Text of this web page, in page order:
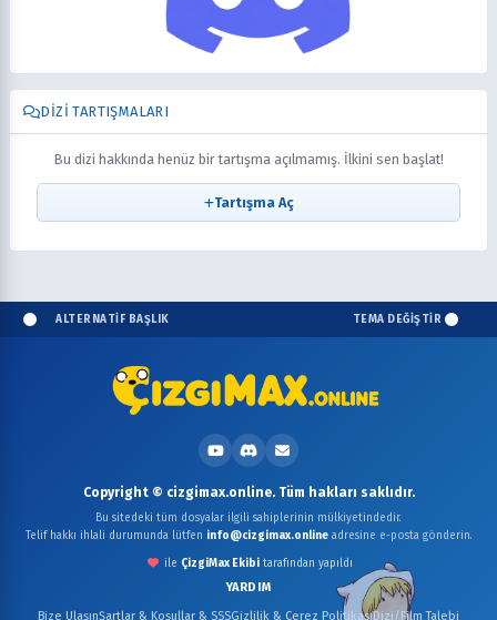
DIZI TARTIŞMALARI
Bu dizi hakkında henüz bir tartışma açılmamış. İlkini sen başlat!
Tartışma Aç
ALTERNATİF BAŞLIK TEMA DEĞİŞTİR
YARDIM
Bize UlaşınŞartlar & Koşullar & SSSGizlilik & Çerez Politikası Dizi/Film Talebi
Copyright © cizgimax.online. Tüm hakları saklıdır.
Bu sitedeki tüm dosyalar ilgili sahiplerinin mülkiyetindedir.
Telif hakkı ihlali durumunda lütfen info@cizgimax.onlineadresine e-posta gönderin.
ile ÇizgiMax Ekibitarafından yapıldı